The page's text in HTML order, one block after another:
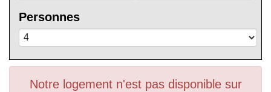
Personnes
Notre logement n'est pas disponible sur